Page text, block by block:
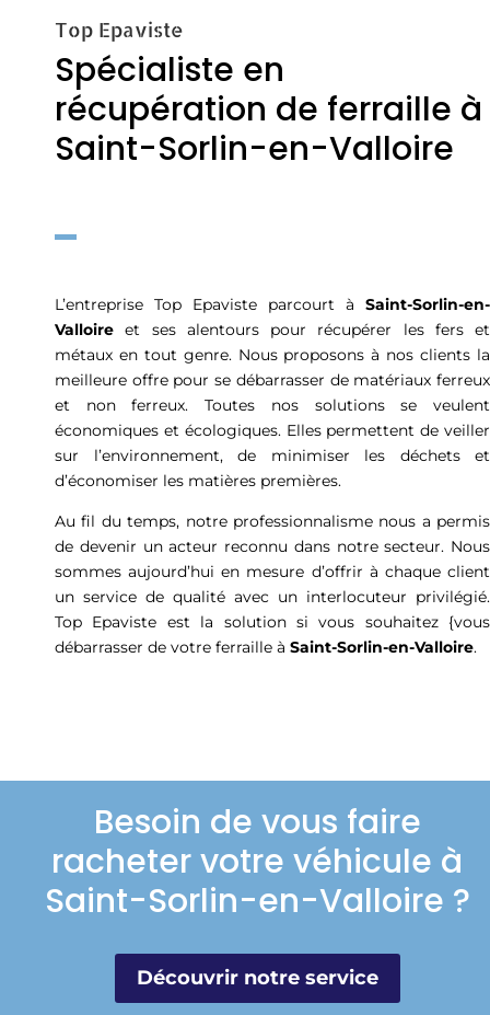
Top Epaviste
Spécialiste en
récupération de ferraille à
Saint-Sorlin-en-Valloire
L’entreprise Top Epaviste parcourt à Saint-Sorlin-en-
Valloire et ses alentours pour récupérer les fers et
métaux en tout genre. Nous proposons à nos clients la
meilleure offre pour se débarrasser de matériaux ferreux
et non ferreux. Toutes nos solutions se veulent
économiques et écologiques. Elles permettent de veiller
sur l’environnement, de minimiser les déchets et
d’économiser les matières premières.
Au fil du temps, notre professionnalisme nous a permis
de devenir un acteur reconnu dans notre secteur. Nous
sommes aujourd’hui en mesure d’offrir à chaque client
un service de qualité avec un interlocuteur privilégié.
Top Epaviste est la solution si vous souhaitez {vous
débarrasser de votre ferraille à Saint-Sorlin-en-Valloire.
Besoin de vous faire
racheter votre véhicule à
Saint-Sorlin-en-Valloire ?
Découvrir notre service